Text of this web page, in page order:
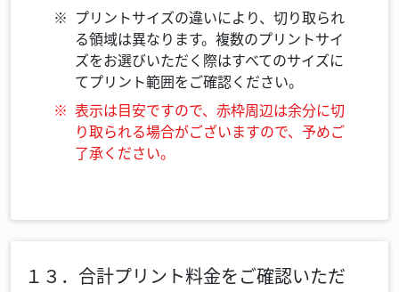
プリントサイズの違いにより、切り取られ
る領域は異なります。複数のプリントサイ
ズをお選びいただく際はすべてのサイズに
てプリント範囲をご確認ください。
表示は目安ですので、赤枠周辺は余分に切
り取られる場合がございますので、予めご
了承ください。
１３．合計プリント料金をご確認いただ